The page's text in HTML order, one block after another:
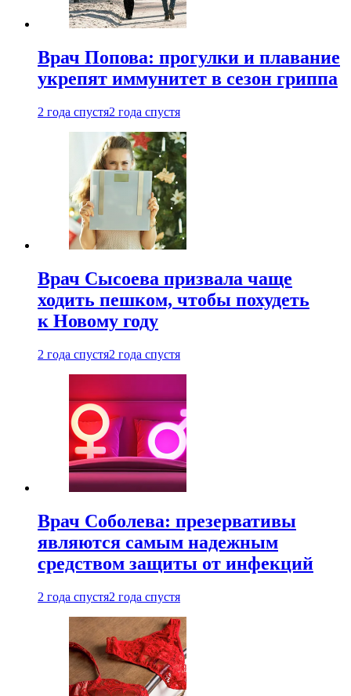
Врач Попова: прогулки и плавание
укрепят иммунитет в сезон гриппа
2 года спустя2 года спустя
Врач Сысоева призвала чаще
ходить пешком, чтобы похудеть
к Новому году
2 года спустя2 года спустя
Врач Соболева: презервативы
являются самым надежным
средством защиты от инфекций
2 года спустя2 года спустя